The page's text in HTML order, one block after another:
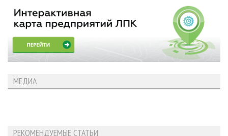
МЕДИА
РЕКОМЕНДУЕМЫЕ СТАТЬИ